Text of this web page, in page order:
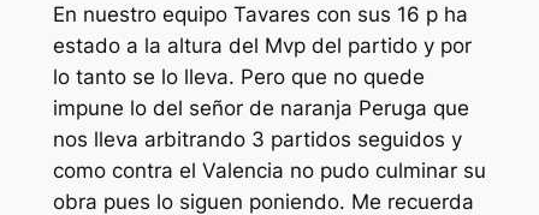
En nuestro equipo Tavares con sus 16 p ha
estado a la altura del Mvp del partido y por
lo tanto se lo lleva. Pero que no quede
impune lo del señor de naranja Peruga que
nos lleva arbitrando 3 partidos seguidos y
como contra el Valencia no pudo culminar su
obra pues lo siguen poniendo. Me recuerda